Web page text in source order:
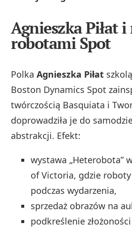
Agnieszka Piłat
robotami Spot
PolkaAgnieszka Piłat
Boston Dynamics Spot
twórczością Basquiata i
doprowadziła je do
abstrakcji. Efekt:
wystawa „Heterobota”
of Victoria, gdzie
podczas wydarzenia,
sprzedaż obrazów na
podkreślenie